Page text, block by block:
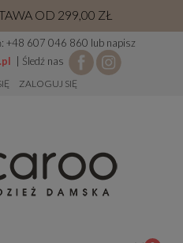
OD 299,00 ZŁ
+48 607 046 860 lub napisz
| Śledź nas
ZALOGUJ SIĘ